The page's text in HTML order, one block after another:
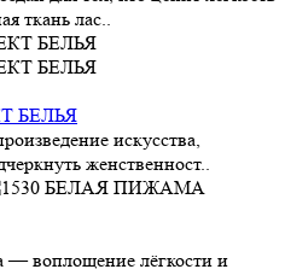
ткань лас..
БЕЛЬЯ
искусства,
женственност..
— воплощение лёгкости и